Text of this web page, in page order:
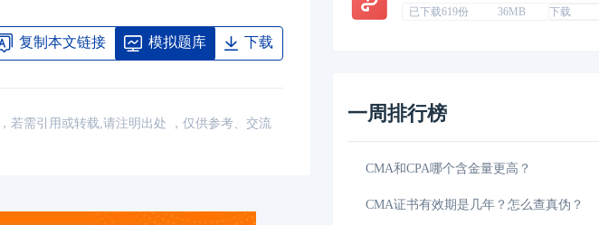
复制本文链接 模拟题库 下载
若需引用或转载,请注明出处 ，仅供参考、交流
已下载619份 36MB 下载
一周排行榜
CMA和CPA哪个含金量更高？
CMA证书有效期是几年？怎么查真伪？